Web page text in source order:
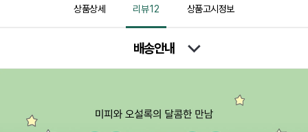
상품상세 리뷰12 상품고시정보
배송안내